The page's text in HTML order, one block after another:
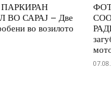
САРАЈ – Две
во возилото